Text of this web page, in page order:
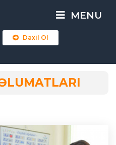
MENU
Daxil Ol